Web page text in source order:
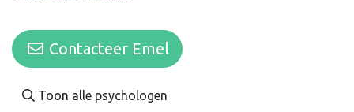
Contacteer Emel
Toon alle psychologen